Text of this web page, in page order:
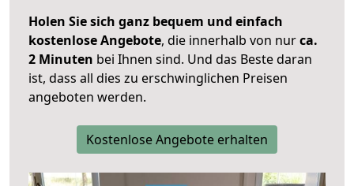
Holen Sie sich ganz bequem und einfach
kostenlose Angebote, die innerhalb von nurca.
2 Minuten bei Ihnen sind. Und das Beste daran
ist, dass all dies zu erschwinglichen Preisen
angeboten werden.
Kostenlose Angebote erhalten